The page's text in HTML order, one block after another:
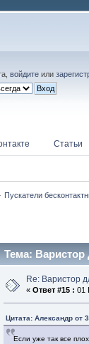
войдите или
Статьи
Пускатели
Тема: Варистор
Re: Варистор
«Ответ #15 : 01
Цитата: Алексaндр от
Если уже так все